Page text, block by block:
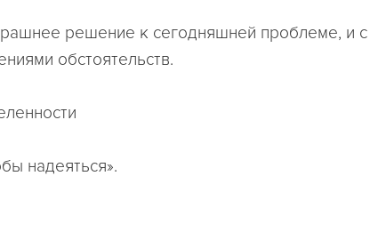
решение к сегодняшней проблеме, и с
обстоятельств.
надеяться».